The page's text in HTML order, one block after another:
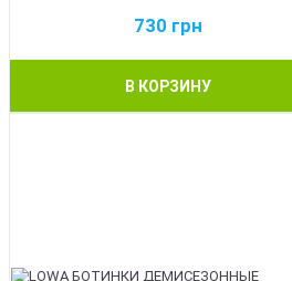
730 грн
В КОРЗИНУ